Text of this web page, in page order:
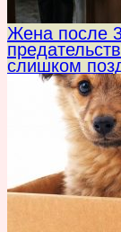
Жена после
слишком